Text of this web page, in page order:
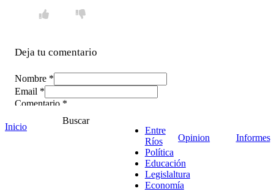
Deja tu comentario
Nombre *
Email *
Comentario *
Inicio
Buscar
Entre
Ríos
Política
Educación
Legislaltura
Economía
Opinion Informes